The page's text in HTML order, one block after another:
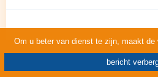
Om u beter van dienst te zijn, maakt de
bericht